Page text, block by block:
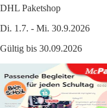
DHL Paketshop
Di. 1.7. - Mi. 30.9.2026
Gültig bis 30.09.2026